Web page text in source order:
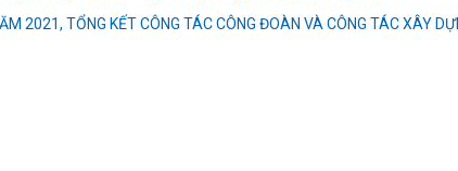
2021, TỔNG KẾT CÔNG TÁC CÔNG ĐOÀN VÀ CÔNG TÁC XÂY